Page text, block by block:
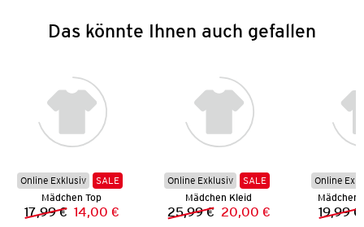
Das könnte Ihnen auch gefallen
Online Exklusiv
SALE
Mädchen Top
Vorheriger Preis:
17,99 € Neuer Preis:
14,00 €
Online Exklusiv
SALE
Mädchen Kleid
Vorheriger Preis:
25,99 € Neuer Preis:
20,00 €
Online
Mädchen
19,99 €